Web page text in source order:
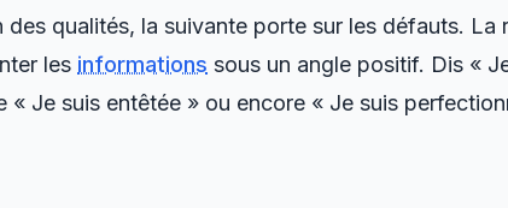
qualités, la suivante porte sur les défauts.
les informations sous un angle positif. Dis «
« Je suis entêtée » ou encore « Je suis